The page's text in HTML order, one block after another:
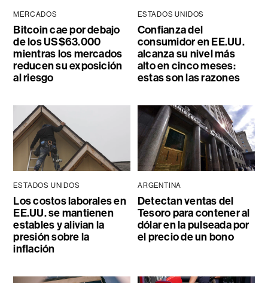
MERCADOS
Bitcoin cae por debajo
de los US$63.000
mientras los mercados
reducen su exposición
al riesgo
ESTADOS UNIDOS
Confianza del
consumidor en EE.UU.
alcanza su nivel más
alto en cinco meses:
estas son las razones
ESTADOS UNIDOS
Los costos laborales en
EE.UU. se mantienen
estables y alivian la
presión sobre la
inflación
ARGENTINA
Detectan ventas del
Tesoro para contener al
dólar en la pulseada por
el precio de un bono